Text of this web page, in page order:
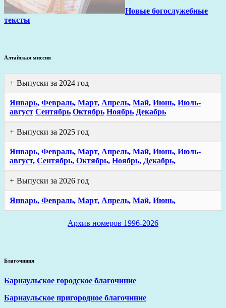
Новые богослужебные
тексты
Алтайская миссия
Выпуски за 2024 год
Январь, Февраль, Март, Апрель, Май, Июнь, Июль-
август Сентябрь Октябрь Ноябрь Декабрь
Выпуски за 2025 год
Январь, Февраль, Март, Апрель, Май, Июнь, Июль-
август, Сентябрь, Октябрь, Ноябрь, Декабрь,
Выпуски за 2026 год
Январь, Февраль, Март, Апрель, Май, Июнь,
Архив номеров 1996-2026
Благочиния
Барнаульское городское благочиние
Барнаульское пригородное благочиние